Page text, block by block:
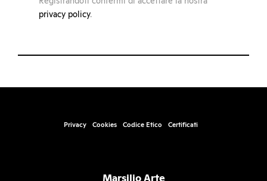
privacy policy.
Privacy Cookies Codice Etico Certificati